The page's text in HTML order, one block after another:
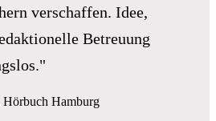
verschaffen. Idee,
Betreuung
Hamburg